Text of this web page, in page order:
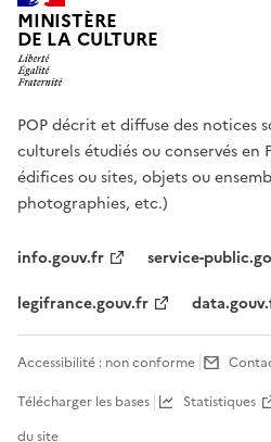
MINISTÈRE
DE LA CULTURE
POP décrit et diffuse des notices
culturels étudiés ou conservés en
édifices ou sites, objets ou
photographies, etc.)
info.gouv.fr
service-
legifrance.gouv.fr
Accessibilité : non conforme
Télécharger les bases
Statistiques
du site